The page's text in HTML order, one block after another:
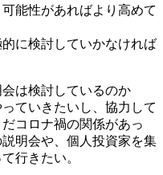
能性があればより高めて
に検討していかなければ
は検討しているのか
ていきたいし、協力して
コロナ禍の関係があっ
明会や、個人投資家を集
行きたい。